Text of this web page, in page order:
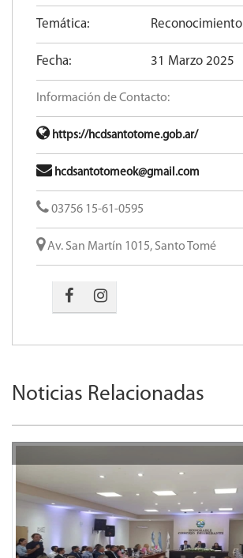
Temática: Reconocimiento
Fecha: 31 Marzo 2025
Información de Contacto:
https://hcdsantotome.gob.ar/
hcdsantotomeok@gmail.com
03756 15-61-0595
Av. San Martín 1015, Santo Tomé
Noticias Relacionadas